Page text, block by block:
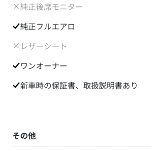
純正後席モニター
純正フルエアロ
レザーシート
ワンオーナー
新車時の保証書、取扱説明書あり
その他